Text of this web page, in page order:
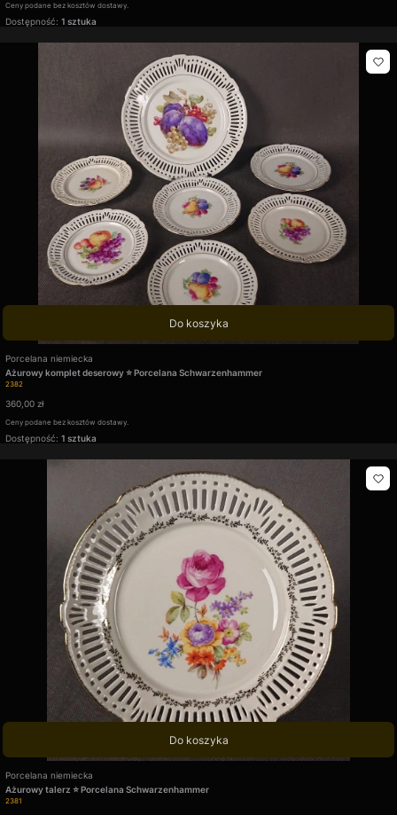
Ceny podane bez kosztów dostawy.
Dostępność: 1 sztuka
Do koszyka
Kod produktu
2382
Ażurowy komplet deserowy ⭐ Porcelana Schwarzenhammer
Producent
Porcelana niemiecka
Cena
360,00 zł
Ceny podane bez kosztów dostawy.
Dostępność: 1 sztuka
Do koszyka
Kod produktu
2381
Ażurowy talerz ⭐ Porcelana Schwarzenhammer
Producent
Porcelana niemiecka